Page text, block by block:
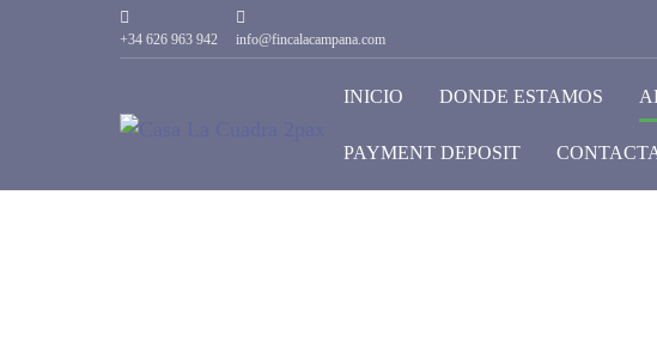
+34 626 963 942 info@fincalacampana.com
INICIO DONDE ESTAMOS
PAYMENT DEPOSIT